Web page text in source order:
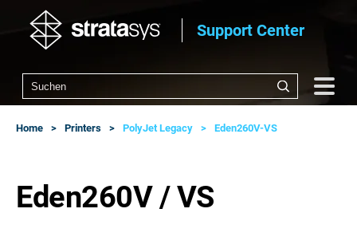
Support Center
Home Printers PolyJet Legacy Eden260V-VS
Eden260V / VS